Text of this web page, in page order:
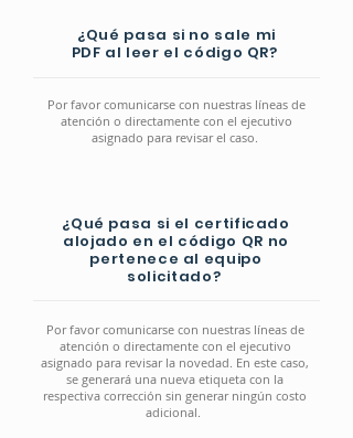
¿Qué pasa si no sale mi
PDF al leer el código QR?
Por favor comunicarse con nuestras líneas de
atención o directamente con el ejecutivo
asignado para revisar el caso.
¿Qué pasa si el certificado
alojado en el código QR no
pertenece al equipo
solicitado?
Por favor comunicarse con nuestras líneas de
atención o directamente con el ejecutivo
asignado para revisar la novedad. En este caso,
se generará una nueva etiqueta con la
respectiva corrección sin generar ningún costo
adicional.